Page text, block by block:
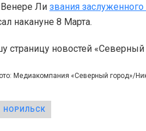
Ли звания
накануне 8 Марта.
страницу новостей
Медиакомпания «Северный город»/
НОРИЛЬСК